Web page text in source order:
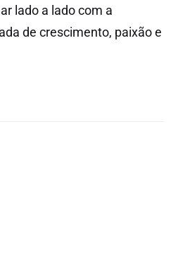
lado a lado com a
de crescimento, paixão e